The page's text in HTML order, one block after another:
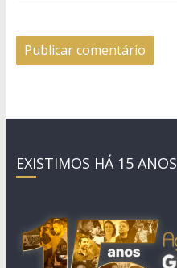
EXISTIMOS HÁ 15 ANOS